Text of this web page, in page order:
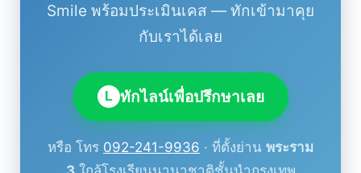
Smile พร้อมประเมินเคส — ทักเข้ามาคุย
กับเราได้เลย
L ทักไลน์เพื่อปรึกษาเลย
หรือ โทร 092-241-9936 · ที่ตั้งย่าน พระราม